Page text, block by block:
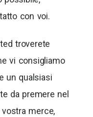
con voi.
troverete
vi consigliamo
un qualsiasi
da premere nel
merce,